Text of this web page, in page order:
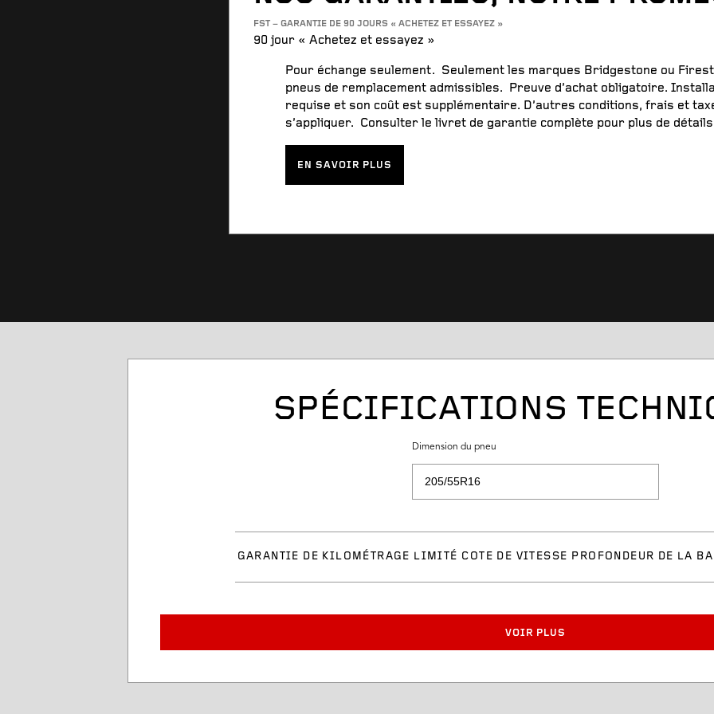
FST – GARANTIE DE 90 JOURS « ACHETEZ ET ESSAYEZ »
90 jour « Achetez et essayez »
Pour échange seulement. Seulement les marques Bridgestone ou
pneus de remplacement admissibles. Preuve d’achat obligatoire.
requise et son coût est supplémentaire. D’autres conditions, frais et
s’appliquer. Consulter le livret de garantie complète pour plus de
EN SAVOIR PLUS
SPÉCIFICATIONS
Dimension du pneu
GARANTIE DE KILOMÉTRAGE LIMITÉ COTE DE VITESSE PROFONDEUR DE LA
VOIR PLUS